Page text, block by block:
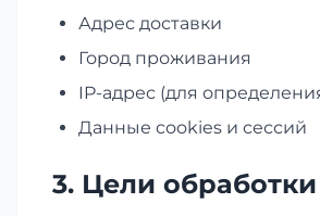
Адрес доставки
Город проживания
IP-адрес (для
Данные cookies и сессий
3. Цели